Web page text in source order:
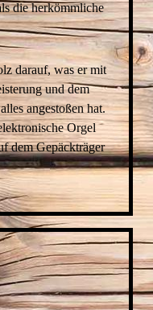
die herkömmliche
darauf, was er mit
und dem
angestoßen hat.
Orgel
dem Gepäckträger